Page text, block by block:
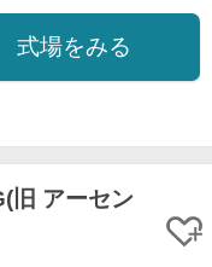
式場をみる
旧 アーセン